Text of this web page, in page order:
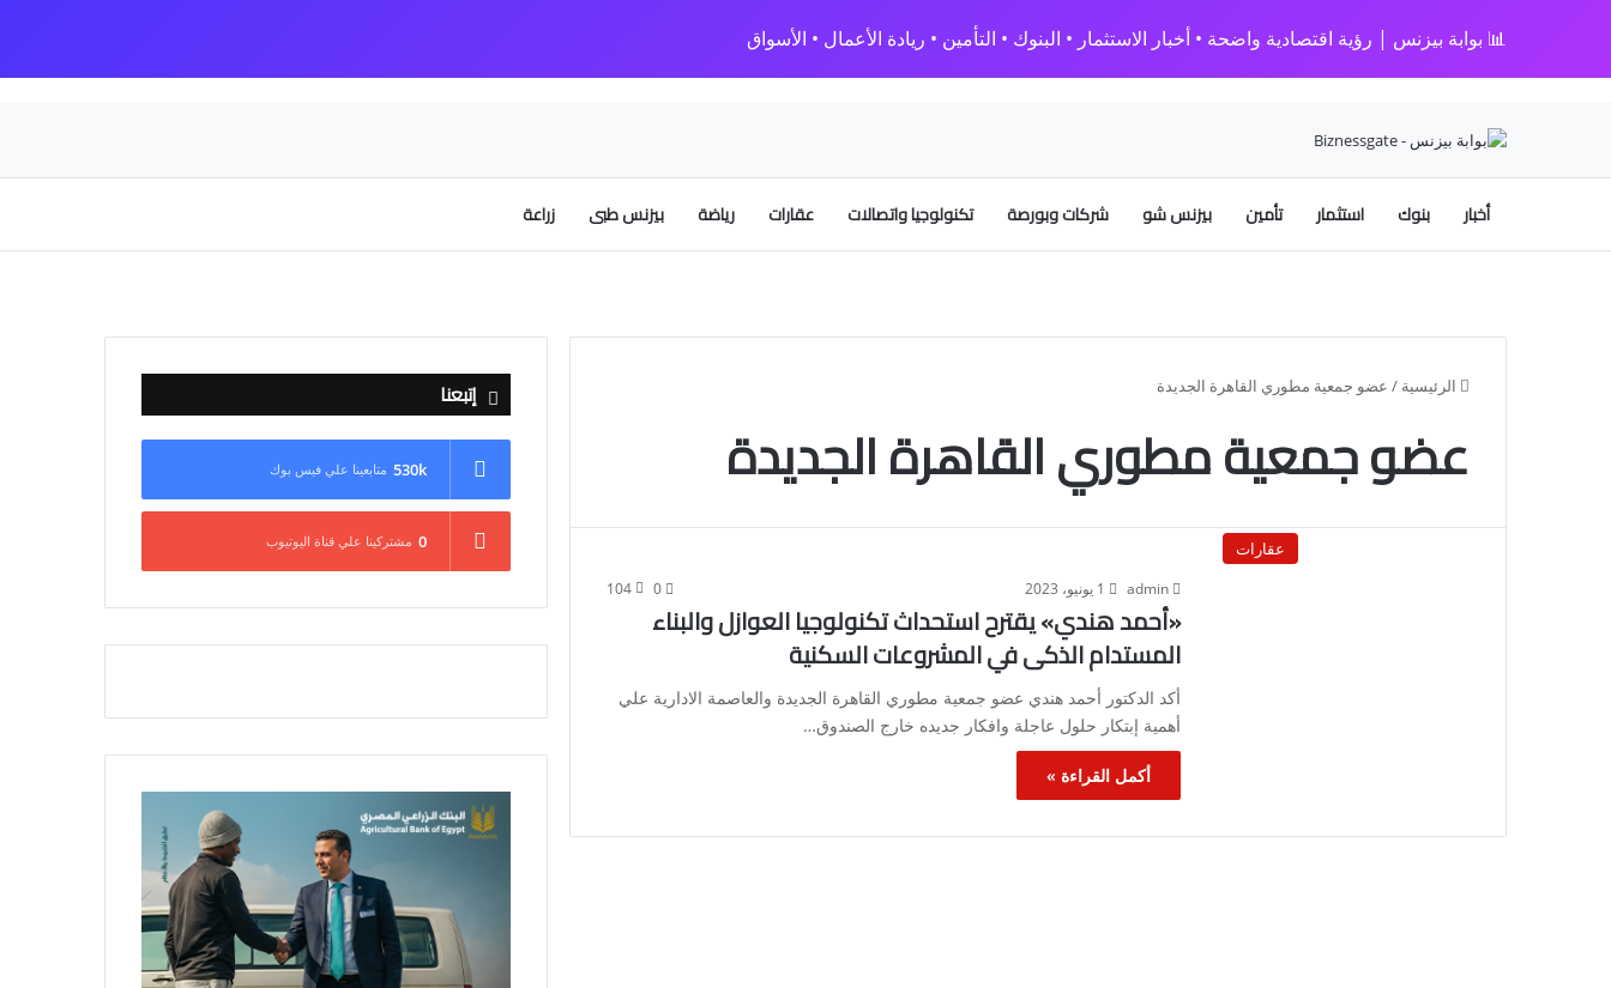
📊 بوابة بيزنس | رؤية اقتصادية واضحة • أخبار الاستثمار • البنوك • التأمين • ريادة الأعمال • الأسواق
أخبار بنوك استثمار تأمين بيزنس شو شركات وبورصة تكنولوجيا واتصالات عقارات رياضة بيزنس طبى زراعة
الرئيسية / عضو جمعية مطوري القاهرة الجديدة
عضو جمعية مطوري القاهرة الجديدة
عقارات
admin 1 يونيو، 2023 0
104
«أحمد هندي» يقترح استحداث تكنولوجيا العوازل والبناء
المستدام الذكى في المشروعات السكنية
أكد الدكتور أحمد هندي عضو جمعية مطوري القاهرة الجديدة والعاصمة الادارية علي
أهمية إبتكار حلول عاجلة وافكار جديده خارج الصندوق…
أكمل القراءة »
إتبعنا
530k متابعينا علي فيس بوك
0 مشتركينا علي قناة اليوتيوب